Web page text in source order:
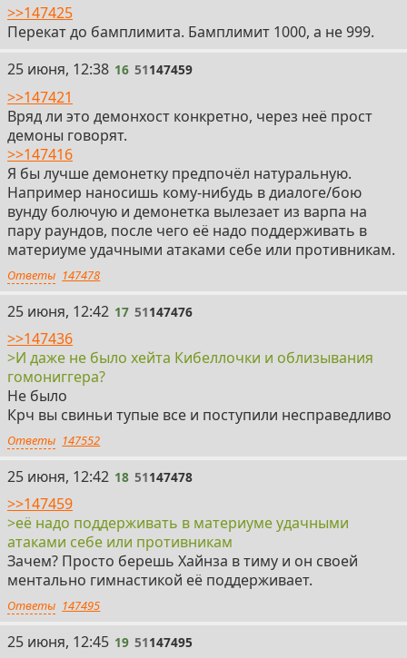
>>147425
Перекат до бамплимита. Бамплимит 1000, а не 999.
16
25 июня, 12:38 16 51147459
>>147421
Вряд ли это демонхост конкретно, через неё прост
демоны говорят.
>>147416
Я бы лучше демонетку предпочёл натуральную.
Например наносишь кому-нибудь в диалоге/бою
вунду болючую и демонетка вылезает из варпа на
пару раундов, после чего её надо поддерживать в
материуме удачными атаками себе или противникам.
Ответы 147478
17
25 июня, 12:42 17 51147476
>>147436
>И даже не было хейта Кибеллочки и облизывания
гомониггера?
Не было
Крч вы свиньи тупые все и поступили несправедливо
Ответы 147552
18
25 июня, 12:42 18 51147478
>>147459
>её надо поддерживать в материуме удачными
атаками себе или противникам
Зачем? Просто берешь Хайнза в тиму и он своей
ментально гимнастикой её поддерживает.
Ответы 147495
19
25 июня, 12:45 19 51147495